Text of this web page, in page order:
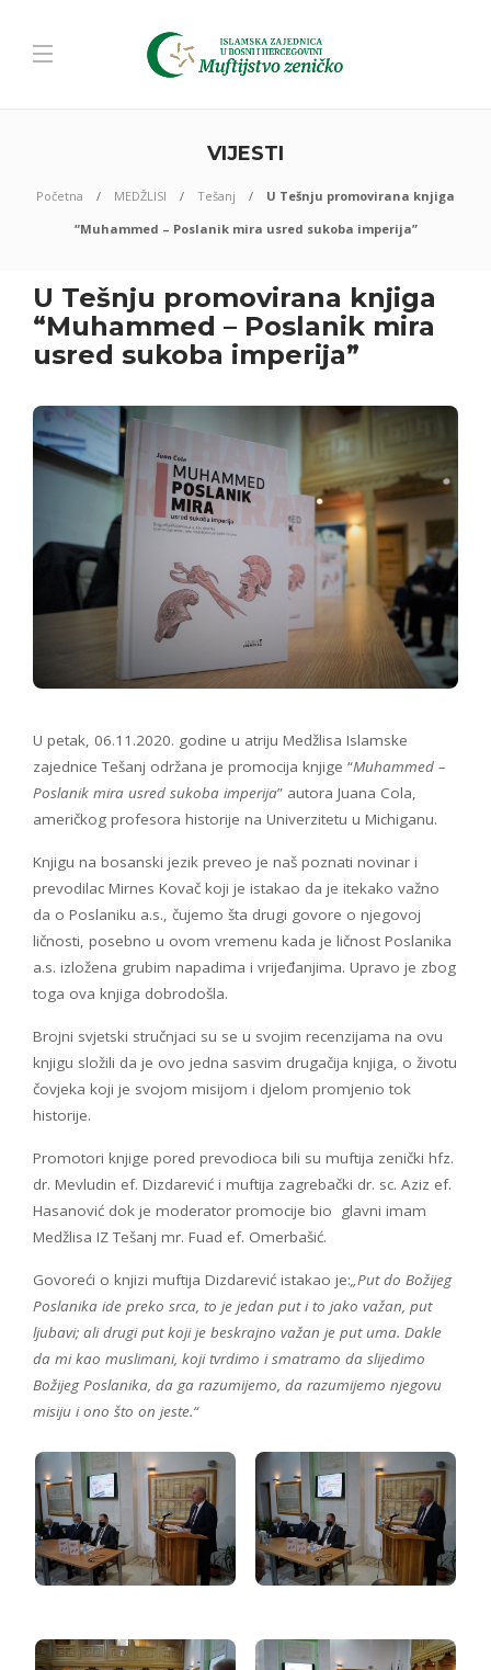
VIJESTI
Početna MEDŽLISI Tešanj
U Tešnju promovirana knjiga
“Muhammed – Poslanik mira usred sukoba imperija”
U Tešnju promovirana knjiga
“Muhammed – Poslanik mira
usred sukoba imperija”
U petak, 06.11.2020. godine u atriju Medžlisa Islamske
zajednice Tešanj održana je promocija knjige “Muhammed –
Poslanik mira usred sukoba imperija” autora Juana Cola,
američkog profesora historije na Univerzitetu u Michiganu.
Knjigu na bosanski jezik preveo je naš poznati novinar i
prevodilac Mirnes Kovač koji je istakao da je itekako važno
da o Poslaniku a.s., čujemo šta drugi govore o njegovoj
ličnosti, posebno u ovom vremenu kada je ličnost Poslanika
a.s. izložena grubim napadima i vrijeđanjima. Upravo je zbog
toga ova knjiga dobrodošla.
Brojni svjetski stručnjaci su se u svojim recenzijama na ovu
knjigu složili da je ovo jedna sasvim drugačija knjiga, o životu
čovjeka koji je svojom misijom i djelom promjenio tok
historije.
Promotori knjige pored prevodioca bili su muftija zenički hfz.
dr. Mevludin ef. Dizdarević i muftija zagrebački dr. sc. Aziz ef.
Hasanović dok je moderator promocije bio glavni imam
Medžlisa IZ Tešanj mr. Fuad ef. Omerbašić.
Govoreći o knjizi muftija Dizdarević istakao je:„Put do Božijeg
Poslanika ide preko srca, to je jedan put i to jako važan, put
ljubavi; ali drugi put koji je beskrajno važan je put uma. Dakle
da mi kao muslimani, koji tvrdimo i smatramo da slijedimo
Božijeg Poslanika, da ga razumijemo, da razumijemo njegovu
misiju i ono što on jeste.“